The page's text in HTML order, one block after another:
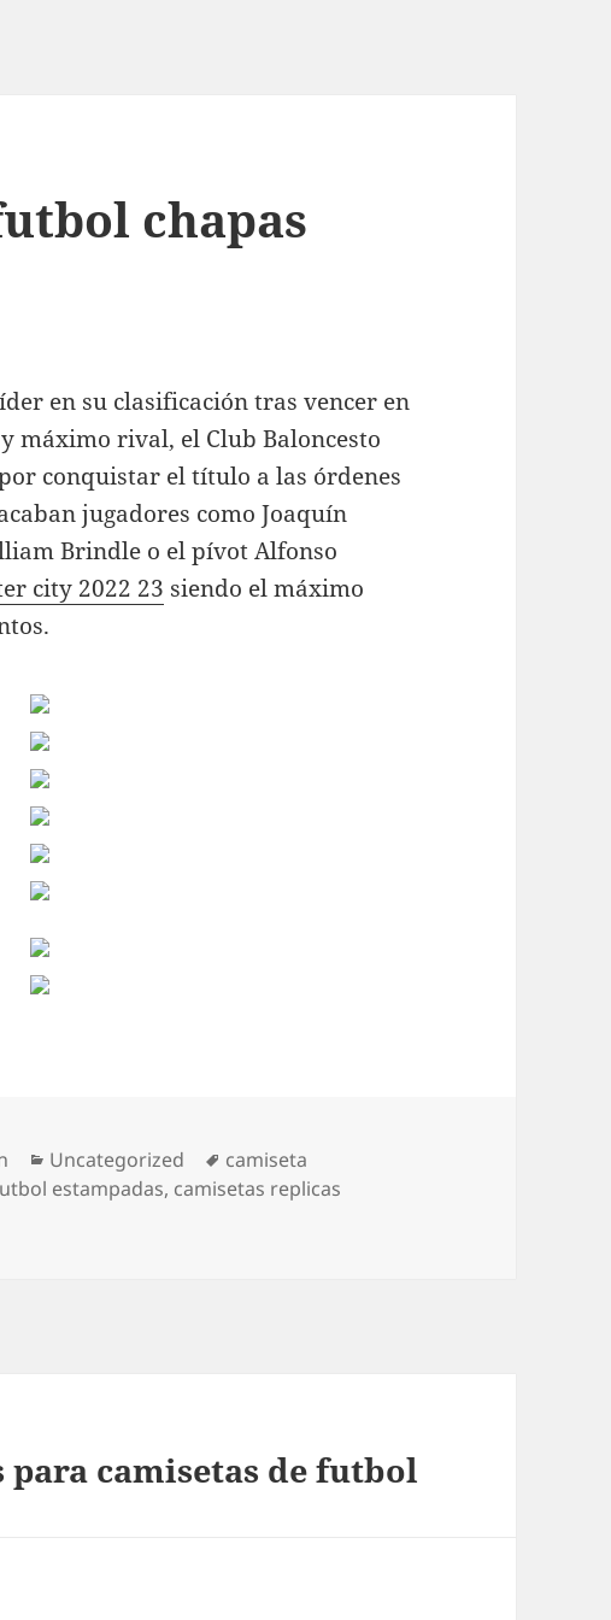
chapas
en su clasificación tras vencer en
máximo rival, el Club Baloncesto
conquistar el título a las órdenes
jugadores como Joaquín
Brindle o el pívot Alfonso
city 2022 23 siendo el máximo
Categorías
Uncategorized Etiquetas
camiseta
estampadas, camisetas replicas
camisetas de futbol